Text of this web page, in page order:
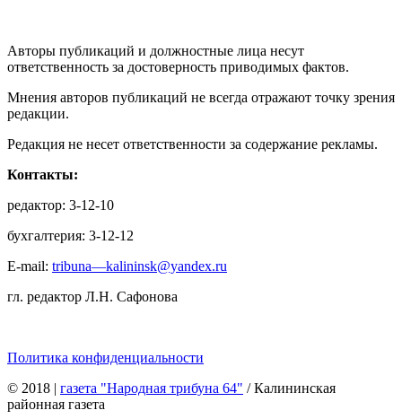
Авторы публикаций и должностные лица несут
ответственность за достоверность приводимых фактов.
Мнения авторов публикаций не всегда отражают точку зрения
редакции.
Редакция не несет ответственности за содержание рекламы.
Контакты:
редактор: 3-12-10
бухгалтерия: 3-12-12
E-mail: tribuna—kalininsk@yandex.ru
гл. редактор Л.Н. Сафонова
Политика конфиденциальности
© 2018 | газета "Народная трибуна 64" / Калининская
районная газета